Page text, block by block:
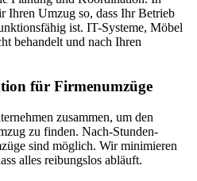
Ihren Umzug so, dass Ihr Betrieb
ist. IT-Systeme, Möbel
behandelt und nach Ihren
für Firmenumzüge
zusammen, um den
zu finden. Nach-Stunden-
sind möglich. Wir minimieren
alles reibungslos abläuft.